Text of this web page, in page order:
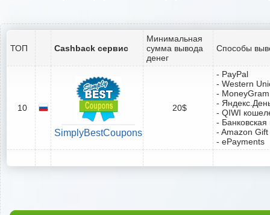
ТОП Cashback сервис
Минимальная
сумма вывода
денег
Способы
10
SimplyBestCoupons
20$
- PayPal
- Western
- MoneyGram
-
- QIWI
-
- Amazon
- ePayments